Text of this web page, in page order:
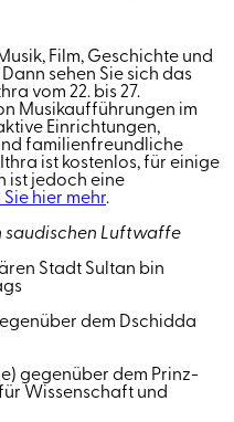
Film, Geschichte und
sehen Sie sich das
vom 22. bis 27.
Musikaufführungen im
Einrichtungen,
familienfreundliche
ist kostenlos, für einige
ist jedoch eine
Sie hier mehr.
saudischen Luftwaffe
Stadt Sultan bin
dem Dschidda
gegenüber dem Prinz-
Wissenschaft und